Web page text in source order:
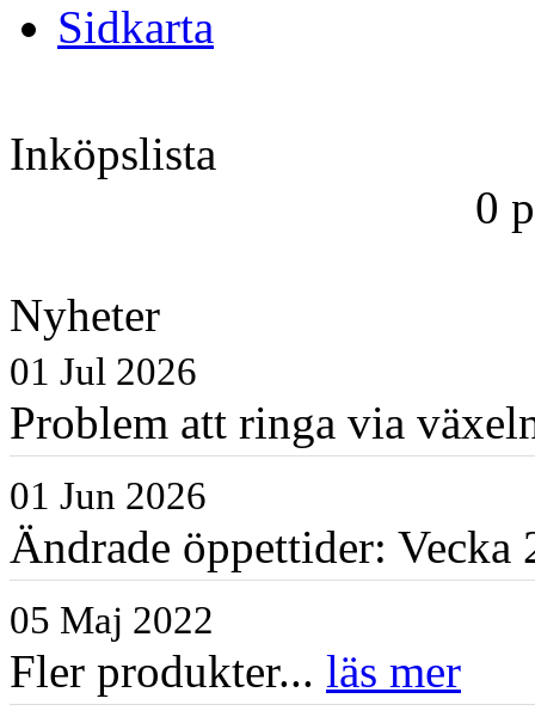
Sidkarta
Inköpslista
0
Nyheter
01 Jul 2026
Problem att ringa via
01 Jun 2026
Ändrade öppettider:
05 Maj 2022
Fler produkter... läs mer